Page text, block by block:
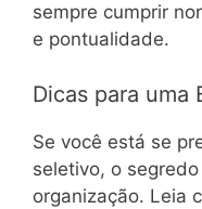
sempre cumprir
e pontualidade.
Dicas para uma
Se você está se
seletivo, o
organização. Leia